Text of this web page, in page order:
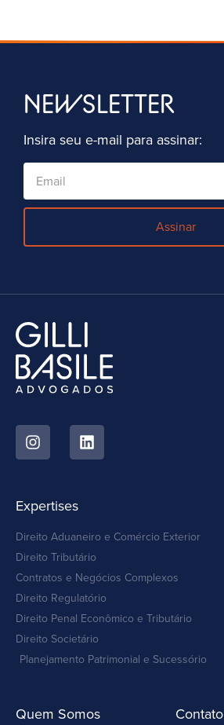
NEWSLETTER
Insira seu e-mail para assinar:
Assinar
Expertises
Direito Aduaneiro e Comércio Exterior
Direito Tributário
Contratos e Negócios Complexos
Direito Regulatório
Direito Penal Econômico e Tributário
Direito Societário
Planejamento Patrimonial e Sucessório
Quem Somos Contato